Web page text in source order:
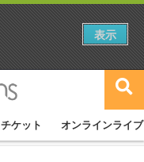
チケット オンラインライブ
表示